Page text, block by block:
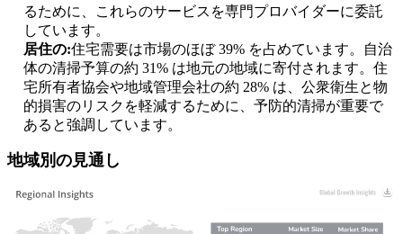
るために、これらのサービスを専門プロバイダーに委託
しています。
居住の:住宅需要は市場のほぼ 39% を占めています。自治
体の清掃予算の約 31% は地元の地域に寄付されます。住
宅所有者協会や地域管理会社の約 28% は、公衆衛生と物
的損害のリスクを軽減するために、予防的清掃が重要で
あると強調しています。
地域別の見通し